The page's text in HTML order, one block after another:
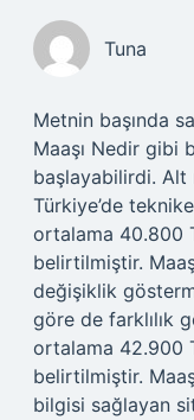
Tuna
Metnin başında
Maaşı Nedir gibi
başlayabilirdi. Alt
Türkiye’de
ortalama 40.800
belirtilmiştir.
değişiklik
göre de farklılık
ortalama 42.900
belirtilmiştir.
bilgisi sağlayan